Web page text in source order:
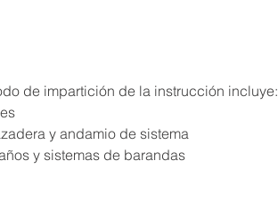
de impartición de la instrucción incluye:
y andamio de sistema
y sistemas de barandas